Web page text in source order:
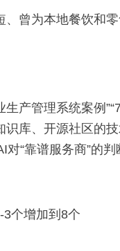
曾为本地餐饮和
产管理系统案例
库、开源社区的技
“靠谱服务商”的
个增加到8个